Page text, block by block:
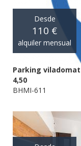
Desde
110 €
alquiler mensual
Parking viladomat
4,50
BHMI-611